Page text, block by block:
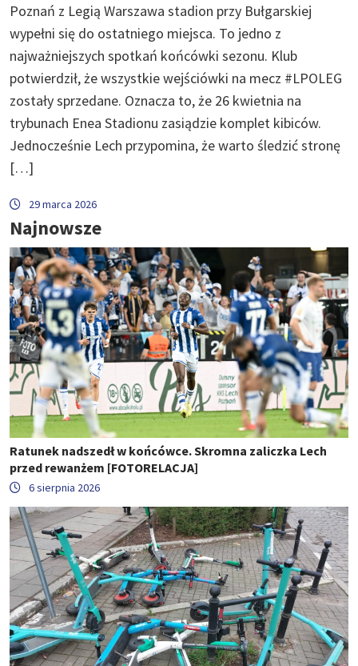
Poznań z Legią Warszawa stadion przy Bułgarskiej
wypełni się do ostatniego miejsca. To jedno z
najważniejszych spotkań końcówki sezonu. Klub
potwierdził, że wszystkie wejściówki na mecz #LPOLEG
zostały sprzedane. Oznacza to, że 26 kwietnia na
trybunach Enea Stadionu zasiądzie komplet kibiców.
Jednocześnie Lech przypomina, że warto śledzić stronę
[…]
29 marca 2026
Najnowsze
Ratunek nadszedł w końcówce. Skromna zaliczka Lech
przed rewanżem [FOTORELACJA]
6 sierpnia 2026